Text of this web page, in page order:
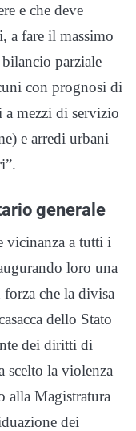
e che deve
a fare il massimo
parziale
con prognosi di
mezzi di servizio
e arredi urbani
generale
vicinanza a tutti i
loro una
che la divisa
dello Stato
dei diritti di
la violenza
alla Magistratura
dei